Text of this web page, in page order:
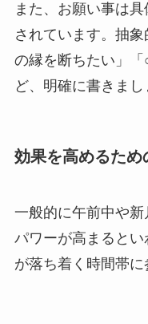
また、お願い事は
されています。抽
の縁を断ちたい」
ど、明確に書きまし
効果を高めるた
一般的に午前中や
パワーが高まると
が落ち着く時間帯に